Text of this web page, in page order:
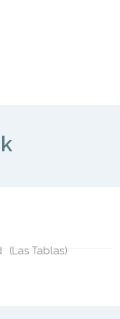
(Las Tablas)